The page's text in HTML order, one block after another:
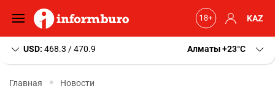
KAZ
USD: 468.3 / 470.9 Алматы+23 C
Главная Новости